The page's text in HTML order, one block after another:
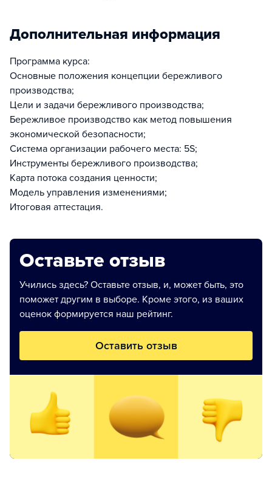
Дополнительная информация
Программа курса:
Основные положения концепции бережливого
производства;
Цели и задачи бережливого производства;
Бережливое производство как метод повышения
экономической безопасности;
Система организации рабочего места: 5S;
Инструменты бережливого производства;
Карта потока создания ценности;
Модель управления изменениями;
Итоговая аттестация.
Оставьте отзыв
Учились здесь? Оставьте отзыв, и, может быть, это
поможет другим в выборе. Кроме этого, из ваших
оценок формируется наш рейтинг.
Оставить отзыв